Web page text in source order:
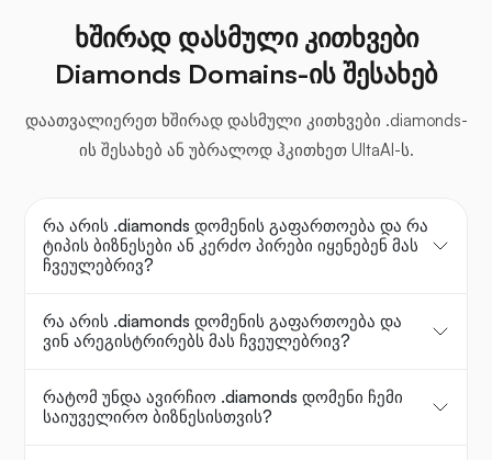
ხშირად დასმული კითხვები
Diamonds Domains-ის შესახებ
დაათვალიერეთ ხშირად დასმული კითხვები .diamonds-
ის შესახებ ან უბრალოდ ჰკითხეთ UltaAI-ს.
რა არის .diamonds დომენის გაფართოება და რა
ტიპის ბიზნესები ან კერძო პირები იყენებენ მას
ჩვეულებრივ?
რა არის .diamonds დომენის გაფართოება და
ვინ არეგისტრირებს მას ჩვეულებრივ?
რატომ უნდა ავირჩიო .diamonds დომენი ჩემი
საიუველირო ბიზნესისთვის?